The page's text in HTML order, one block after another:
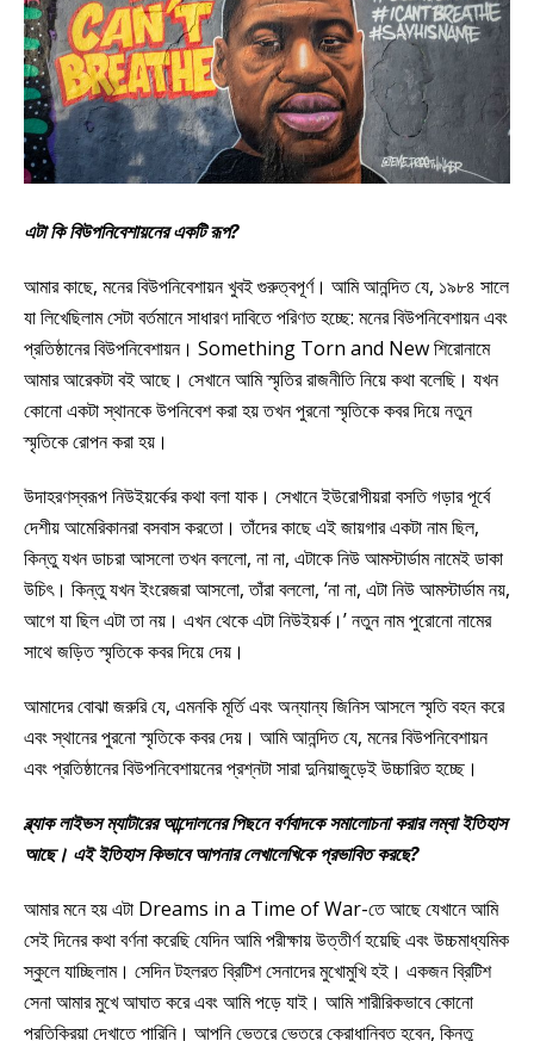
এটা কি বিউপনিবেশায়নের একটি রূপ?
আমার কাছে, মনের বিউপনিবেশায়ন খুবই গুরুত্বপূর্ণ। আমি আনন্দিত যে, ১৯৮৪ সালে
যা লিখেছিলাম সেটা বর্তমানে সাধারণ দাবিতে পরিণত হচ্ছে: মনের বিউপনিবেশায়ন এবং
প্রতিষ্ঠানের বিউপনিবেশায়ন। Something Torn and New শিরোনামে
আমার আরেকটা বই আছে। সেখানে আমি স্মৃতির রাজনীতি নিয়ে কথা বলেছি। যখন
কোনো একটা স্থানকে উপনিবেশ করা হয় তখন পুরনো স্মৃতিকে কবর দিয়ে নতুন
স্মৃতিকে রোপন করা হয়।
উদাহরণস্বরূপ নিউইয়র্কের কথা বলা যাক। সেখানে ইউরোপীয়রা বসতি গড়ার পূর্বে
দেশীয় আমেরিকানরা বসবাস করতো। তাঁদের কাছে এই জায়গার একটা নাম ছিল,
কিন্তু যখন ডাচরা আসলো তখন বললো, না না, এটাকে নিউ আমস্টার্ডাম নামেই ডাকা
উচিৎ। কিন্তু যখন ইংরেজরা আসলো, তাঁরা বললো, ‘না না, এটা নিউ আমস্টার্ডাম নয়,
আগে যা ছিল এটা তা নয়। এখন থেকে এটা নিউইয়র্ক।’ নতুন নাম পুরোনো নামের
সাথে জড়িত স্মৃতিকে কবর দিয়ে দেয়।
আমাদের বোঝা জরুরি যে, এমনকি মূর্তি এবং অন্যান্য জিনিস আসলে স্মৃতি বহন করে
এবং স্থানের পুরনো স্মৃতিকে কবর দেয়। আমি আনন্দিত যে, মনের বিউপনিবেশায়ন
এবং প্রতিষ্ঠানের বিউপনিবেশায়নের প্রশ্নটা সারা দুনিয়াজুড়েই উচ্চারিত হচ্ছে।
ব্ল্যাক লাইভস ম্যাটারের আন্দোলনের পিছনে বর্ণবাদকে সমালোচনা করার লম্বা ইতিহাস
আছে। এই ইতিহাস কিভাবে আপনার লেখালেখিকে প্রভাবিত করছে?
আমার মনে হয় এটা Dreams in a Time of War-তে আছে যেখানে আমি
সেই দিনের কথা বর্ণনা করেছি যেদিন আমি পরীক্ষায় উত্তীর্ণ হয়েছি এবং উচ্চমাধ্যমিক
স্কুলে যাচ্ছিলাম। সেদিন টহলরত ব্রিটিশ সেনাদের মুখোমুখি হই। একজন ব্রিটিশ
সেনা আমার মুখে আঘাত করে এবং আমি পড়ে যাই। আমি শারীরিকভাবে কোনো
প্রতিক্রিয়া দেখাতে পারিনি। আপনি ভেতরে ভেতরে ক্রোধান্বিত হবেন, কিন্তু